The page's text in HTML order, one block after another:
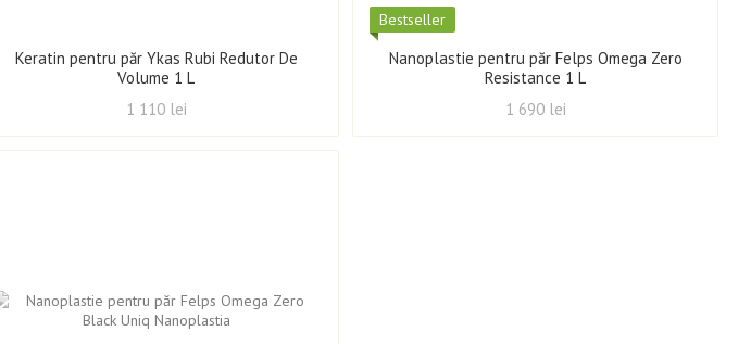
Keratin pentru păr Ykas Rubi Redutor De
Volume 1 L
1 110 lei
Best­seller
Nanoplastie pentru păr Felps Omega Zero
Resistance 1 L
1 690 lei